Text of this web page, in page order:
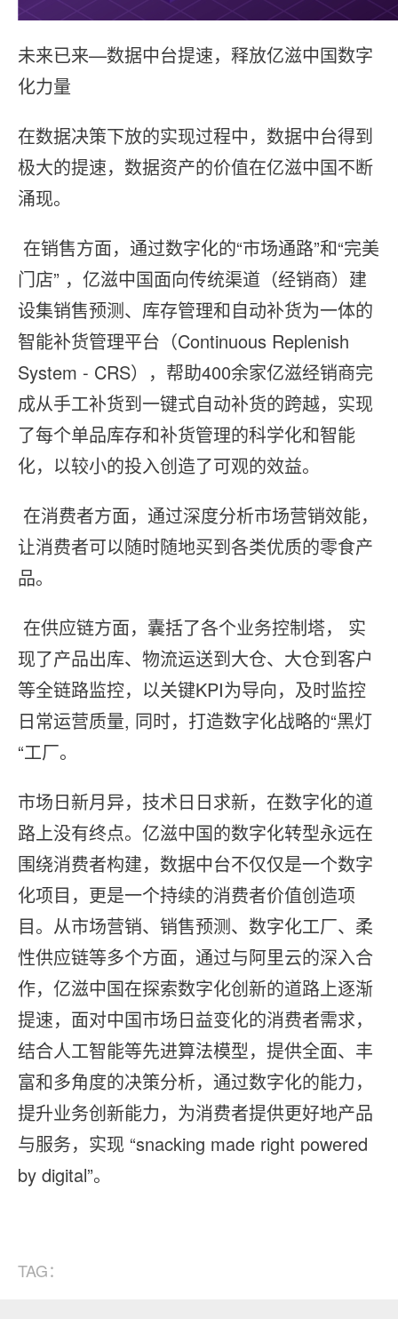
未来已来—数据中台提速，释放亿滋中国数字
化⼒量
在数据决策下放的实现过程中，数据中台得到
极⼤的提速，数据资产的价值在亿滋中国不断
涌现。
 在销售方面，通过数字化的“市场通路”和“完美
⻔店” ，亿滋中国⾯向传统渠道（经销商）建
设集销售预测、库存管理和⾃动补货为⼀体的
智能补货管理平台（Continuous Replenish
System - CRS），帮助400余家亿滋经销商完
成从⼿⼯补货到⼀键式⾃动补货的跨越，实现
了每个单品库存和补货管理的科学化和智能
化，以较⼩的投⼊创造了可观的效益。
 在消费者方面，通过深度分析市场营销效能，
让消费者可以随时随地买到各类优质的零⻝产
品。
 在供应链方面，囊括了各个业务控制塔， 实
现了产品出库、物流运送到⼤仓、⼤仓到客户
等全链路监控，以关键KPI为导向，及时监控
⽇常运营质量, 同时，打造数字化战略的“⿊灯
“⼯⼚。
市场⽇新⽉异，技术⽇⽇求新，在数字化的道
路上没有终点。亿滋中国的数字化转型永远在
围绕消费者构建，数据中台不仅仅是⼀个数字
化项⽬，更是⼀个持续的消费者价值创造项
⽬。从市场营销、销售预测、数字化⼯⼚、柔
性供应链等多个⽅⾯，通过与阿⾥云的深⼊合
作，亿滋中国在探索数字化创新的道路上逐渐
提速，⾯对中国市场⽇益变化的消费者需求，
结合⼈⼯智能等先进算法模型，提供全⾯、丰
富和多⻆度的决策分析，通过数字化的能⼒，
提升业务创新能⼒，为消费者提供更好地产品
与服务，实现 “snacking made right powered
by digital”。
TAG：